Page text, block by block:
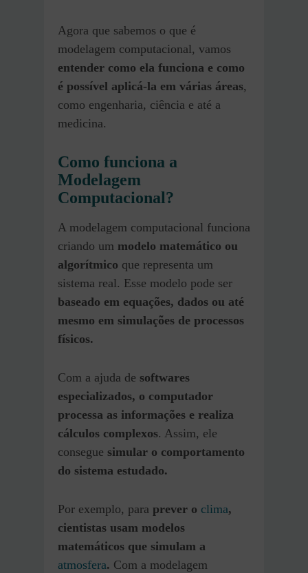
Agora que sabemos o que é
modelagem computacional, vamos
entender como ela funciona e como
é possível aplicá-la em várias áreas,
como engenharia, ciência e até a
medicina.
Como funciona a
Modelagem
Computacional?
A modelagem computacional funciona
criando um modelo matemático ou
algorítmico que representa um
sistema real. Esse modelo pode ser
baseado em equações, dados ou até
mesmo em simulações de processos
físicos.
Com a ajuda de softwares
especializados, o computador
processa as informações e realiza
cálculos complexos. Assim, ele
consegue simular o comportamento
do sistema estudado.
Por exemplo, para prever o clima,
cientistas usam modelos
matemáticos que simulam a
atmosfera. Com a modelagem